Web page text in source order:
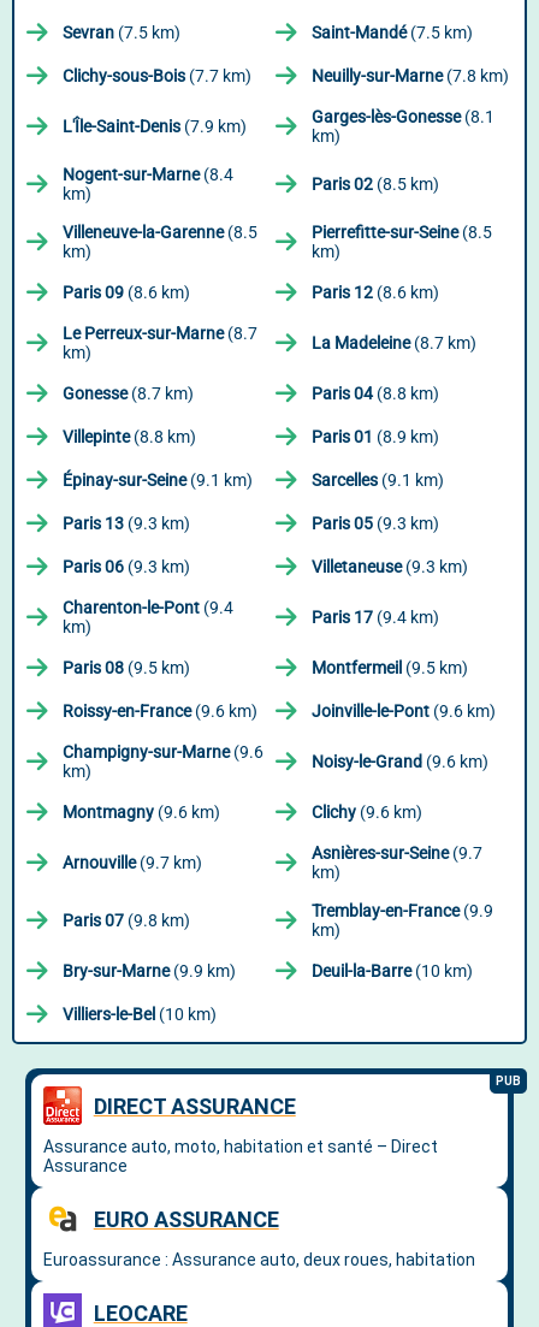
Sevran (7.5 km) Saint-Mandé(7.5 km)
Clichy-sous-Bois (7.7 km) Neuilly-sur-Marne(7.8 km)
L'Île-Saint-Denis (7.9 km) Garges-lès-Gonesse(8.1
km)
Nogent-sur-Marne(8.4
km)
Paris 02 (8.5 km)
Villeneuve-la-Garenne(8.5
km)
Pierrefitte-sur-Seine(8.5
km)
Paris 09 (8.6 km) Paris 12 (8.6 km)
Le Perreux-sur-Marne(8.7
km)
La Madeleine(8.7 km)
Gonesse(8.7 km) Paris 04(8.8 km)
Villepinte(8.8 km) Paris 01 (8.9 km)
Épinay-sur-Seine(9.1 km) Sarcelles (9.1 km)
Paris 13 (9.3 km) Paris 05 (9.3 km)
Paris 06 (9.3 km) Villetaneuse(9.3 km)
Charenton-le-Pont (9.4
km)
Paris 17 (9.4 km)
Paris 08 (9.5 km) Montfermeil (9.5 km)
Roissy-en-France(9.6 km) Joinville-le-Pont (9.6 km)
Champigny-sur-Marne(9.6
km)
Noisy-le-Grand (9.6 km)
Montmagny (9.6 km) Clichy (9.6 km)
Arnouville(9.7 km) Asnières-sur-Seine(9.7
km)
Paris 07 (9.8 km) Tremblay-en-France(9.9
km)
Bry-sur-Marne(9.9 km) Deuil-la-Barre(10 km)
Villiers-le-Bel (10 km)